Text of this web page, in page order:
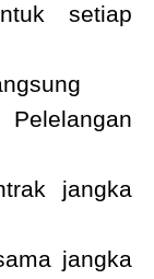
setiap
Pelelangan
jangka
jangka